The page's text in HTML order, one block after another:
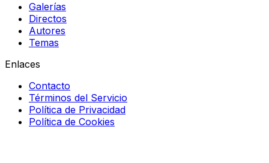
Galerías
Directos
Autores
Temas
Enlaces
Contacto
Términos del Servicio
Política de Privacidad
Política de Cookies